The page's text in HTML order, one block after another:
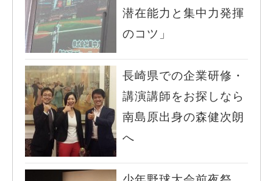
潜在能力と集中力発揮
のコツ」
長崎県での企業研修・
講演講師をお探しなら
南島原出身の森健次朗
へ